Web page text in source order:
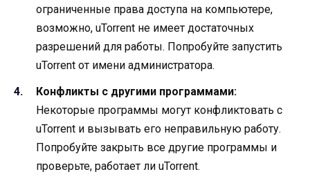
ограниченные права доступа на компьютере,
возможно, uTorrent не имеет достаточных
разрешений для работы. Попробуйте запустить
uTorrent от имени администратора.
Конфликты с другими программами:
Некоторые программы могут конфликтовать с
uTorrent и вызывать его неправильную работу.
Попробуйте закрыть все другие программы и
проверьте, работает ли uTorrent.